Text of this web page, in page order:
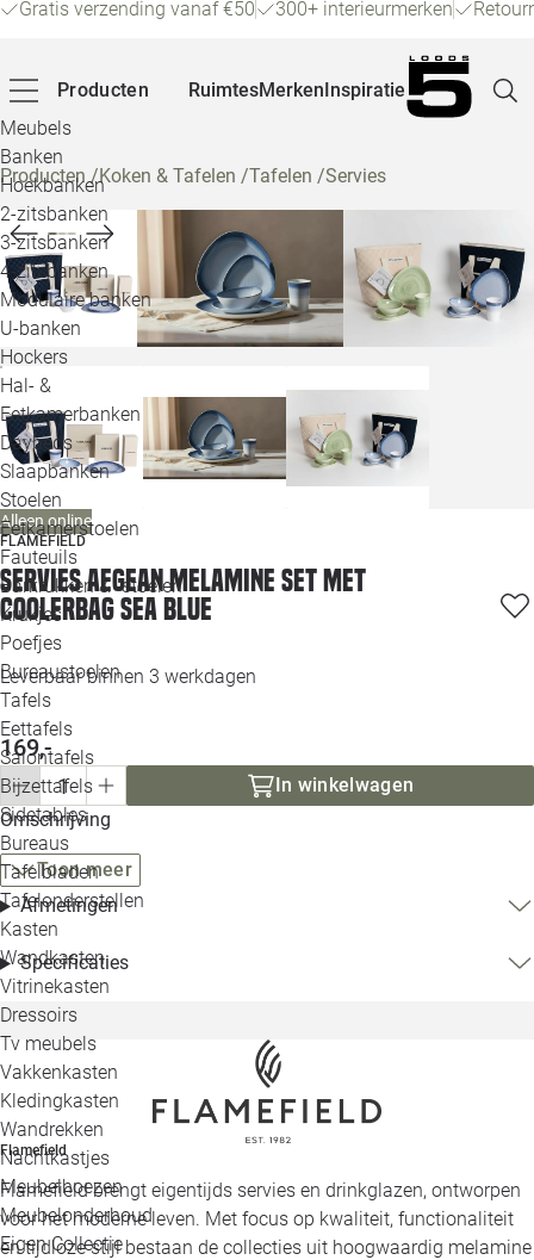
Gratis verzending vanaf €50 300+ interieurmerken
Producten
Meubels
Banken
Hoekbanken
2-zitsbanken
3-zitsbanken
4-zitsbanken
Modulaire banken
U-banken
Hockers
Hal- &
Eetkamerbanken
Daybeds
Slaapbanken
Stoelen
Eetkamerstoelen
Fauteuils
Barkrukken & -stoelen
Krukjes
Poefjes
Bureaustoelen
Tafels
Eettafels
Salontafels
Bijzettafels
Sidetables
Bureaus
Tafelbladen
Tafelonderstellen
Kasten
Wandkasten
Vitrinekasten
Dressoirs
Tv meubels
Vakkenkasten
Kledingkasten
Wandrekken
Nachtkastjes
Meubelhoezen
Meubelonderhoud
Eigen Collectie
RuimtesMerkenInspiratie
Producten/Koken & Tafelen /Tafelen /Servies
Alleen online
FLAMEFIELD
Servies Aegean Melamine set met
coolerbag sea blue
Leverbaar binnen 3 werkdagen
169,-
In winkelwagen
Omschrijving
Toon meer
Afmetingen
Specificaties
Flamefield
Flamefield brengt eigentijds servies en drinkglazen, ontworpen
voor het moderne leven. Met focus op kwaliteit, functionaliteit
en tijdloze stijl bestaan de collecties uit hoogwaardig melamine